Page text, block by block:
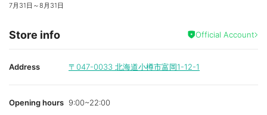
7月31日 ～8月31日
Store info Official Account
Address 〒047-0033 北海道小樽市富岡1-12-1
Opening hours 9:00~22:00